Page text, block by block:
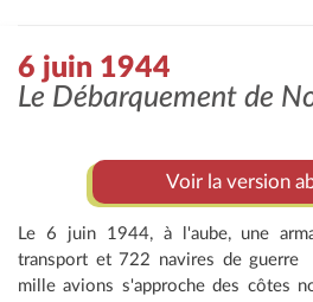
6 juin 1944
Le Débarquement de
Voir la version
Le 6 juin 1944, à l'aube, une
transport et 722 navires de guerre
mille avions s'approche des côtes